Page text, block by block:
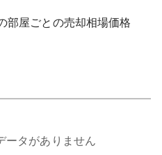
部屋ごとの売却相場価格
ータがありません